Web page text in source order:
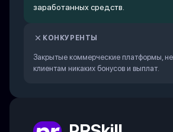
заработанных средств.
КОНКУРЕНТЫ
Закрытые коммерческие платформы,
клиентам никаких бонусов и выплат.